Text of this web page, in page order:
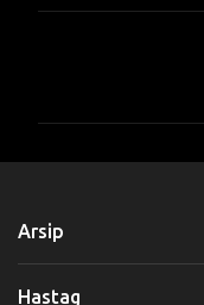
Arsip
Hastag